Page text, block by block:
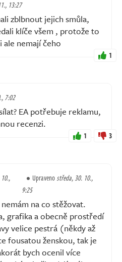
13:27
zblbnout jejich smůla,
klíče všem , protože to
ale nemají čeho
1
7:02
EA potřebuje reklamu,
recenzi.
1 3
Upravenostředa, 30. 10.,
9:25
na co stěžovat.
grafika a obecně prostředí
velice pestrá (někdy až
fousatou ženskou, tak je
bych ocenil více